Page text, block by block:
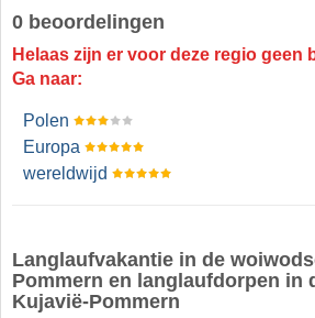
0 beoordelingen
Helaas zijn er voor deze regio geen
Ga naar:
Polen
Europa
wereldwijd
Langlaufvakantie in de
Pommern en langlaufdorpen in
Kujavië-Pommern